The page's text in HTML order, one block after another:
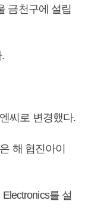
금천구에 설립
씨로 변경했다.
해 협진아이
를 설